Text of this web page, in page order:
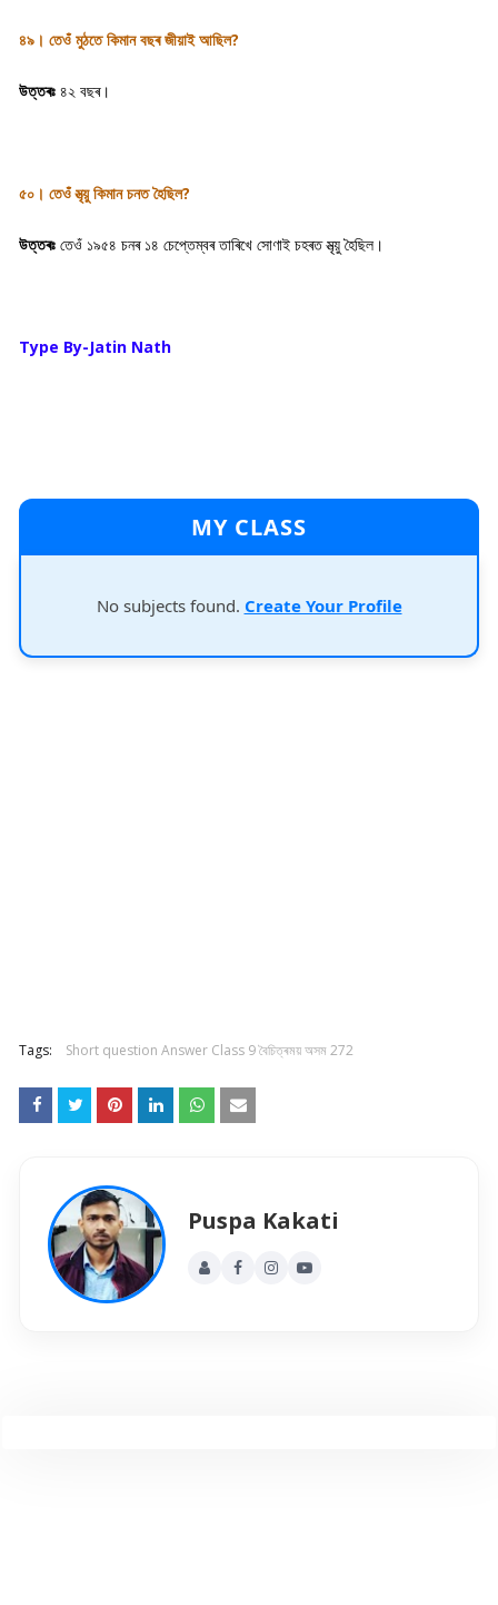
৪৯। তেওঁ মুঠতে কিমান বছৰ জীয়াই আছিল?
উত্তৰঃ ৪২ বছৰ।
৫০। তেওঁ মৃত্য়ু কিমান চনত হৈছিল?
উত্তৰঃ তেওঁ ১৯৫৪ চনৰ ১৪ চেপ্তেম্বৰ তাৰিখে সোণাই চহৰত মৃত্য়ু হৈছিল।
Type By-Jatin Nath
MY CLASS
No subjects found. Create Your Profile
Tags: Short question Answer Class 9 বৈচিত্ৰময় অসম 272
Puspa Kakati